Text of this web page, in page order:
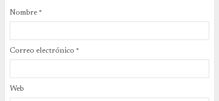
Nombre *
Correo electrónico *
Web